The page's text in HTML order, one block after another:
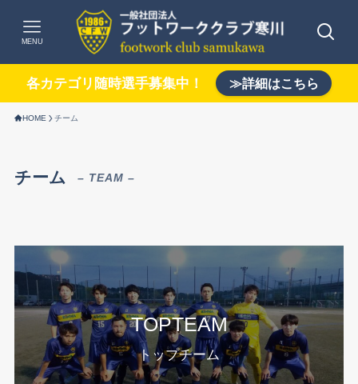
MENU
各カテゴリ随時選手募集中！ ≫詳細はこちら
HOME チーム
チーム – TEAM –
TOPTEAM
トップチーム